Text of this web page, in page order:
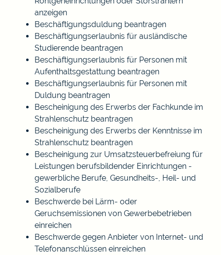
anzeigen
Beschäftigungsduldung beantragen
Beschäftigungserlaubnis für ausländische
Studierende beantragen
Beschäftigungserlaubnis für Personen mit
Aufenthaltsgestattung beantragen
Beschäftigungserlaubnis für Personen mit
Duldung beantragen
Bescheinigung des Erwerbs der Fachkunde im
Strahlenschutz beantragen
Bescheinigung des Erwerbs der Kenntnisse im
Strahlenschutz beantragen
Bescheinigung zur Umsatzsteuerbefreiung für
Leistungen berufsbildender Einrichtungen -
gewerbliche Berufe, Gesundheits-, Heil- und
Sozialberufe
Beschwerde bei Lärm- oder
Geruchsemissionen von Gewerbebetrieben
einreichen
Beschwerde gegen Anbieter von Internet- und
Telefonanschlüssen einreichen